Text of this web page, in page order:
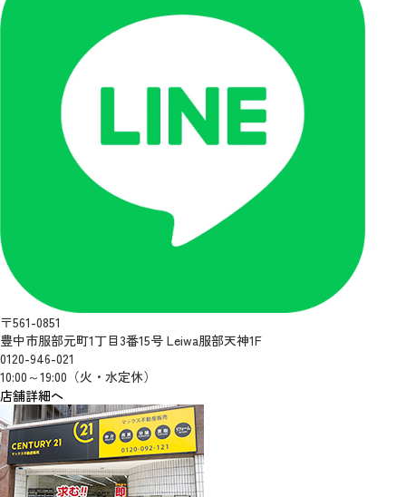
〒561-0851
豊中市服部元町1丁目3番15号 Leiwa服部天神1F
0120-946-021
10:00～19:00（火・水定休）
店舗詳細へ